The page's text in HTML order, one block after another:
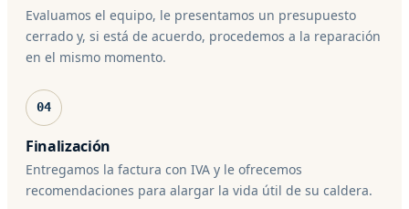
Evaluamos el equipo, le presentamos un presupuesto
cerrado y, si está de acuerdo, procedemos a la reparación
en el mismo momento.
04
Finalización
Entregamos la factura con IVA y le ofrecemos
recomendaciones para alargar la vida útil de su caldera.